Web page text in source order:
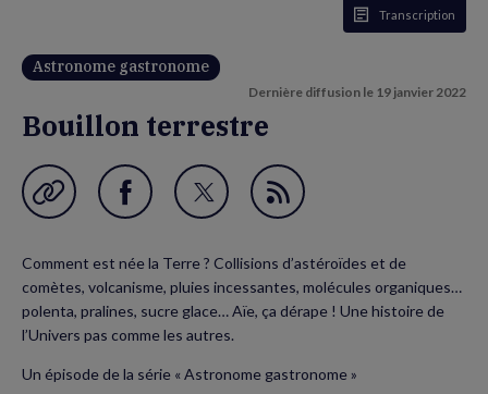
Transcription
Astronome gastronome
Dernière diffusion le 19 janvier 2022
Bouillon terrestre
Garder en favori
Partager
Facebook
(nouvelle
fenêtre)
Partager
Twitter
(nouvelle
fenêtre)
Flux
Comment est née la Terre ? Collisions d’astéroïdes et de
comètes, volcanisme, pluies incessantes, molécules organiques…
polenta, pralines, sucre glace… Aïe, ça dérape ! Une histoire de
l’Univers pas comme les autres.
Un épisode de la série « Astronome gastronome »